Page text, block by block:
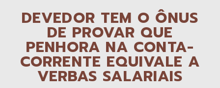
DEVEDOR TEM O ÔNUS
DE PROVAR QUE
PENHORA NA CONTA-
CORRENTE EQUIVALE A
VERBAS SALARIAIS